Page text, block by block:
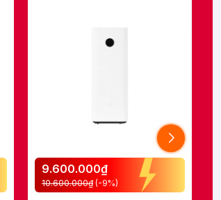
9.600.000₫
10.600.000₫ (-9%)